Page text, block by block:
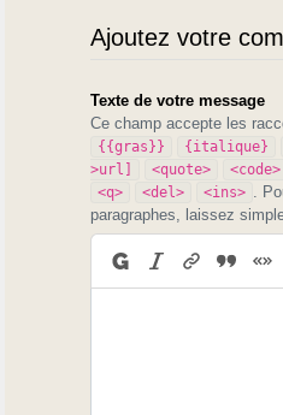
Ajoutez votre
Texte de votre message
Ce champ accepte les
{{gras}} {italique}
>url]
<quote> <code>
<q> <del> <ins>
.
paragraphes, laissez